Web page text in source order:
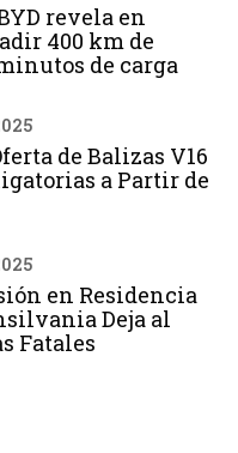
revela en
400 km de
de carga
de Balizas V16
a Partir de
en Residencia
Deja al
Fatales